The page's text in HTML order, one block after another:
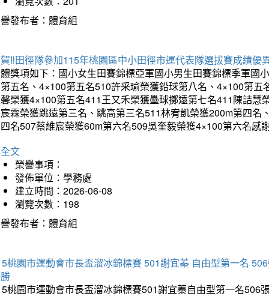
發布者：體育組
‼️田徑隊參加115年桃園區中小田徑市運代表隊選拔賽成績優
獎項如下：國小女生田賽錦標亞軍國小男生田賽錦標季軍國
五名、4×100第五名510許采瑜榮獲鉛球第八名、4×100第
榮獲4×100第五名411王又禾榮獲壘球擲遠第七名411陳詰
霖榮獲跳遠第三名、跳高第三名511林宥凱榮獲200m第四
名507蔡維宸榮獲60m第六名509吳奎毅榮獲4×100第六名
文
榮譽事項：
發佈單位：學務處
建立時間：2026-06-08
瀏覽次數：198
發布者：體育組
桃園市運動會市長盃溜冰錦標賽 501謝宜蓁 自由型第一名
桃園市運動會市長盃溜冰錦標賽501謝宜蓁自由型第一名